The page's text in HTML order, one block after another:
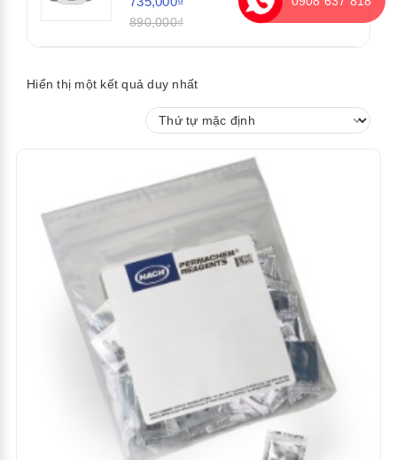
890,000₫
Hiển thị một kết quả duy nhất